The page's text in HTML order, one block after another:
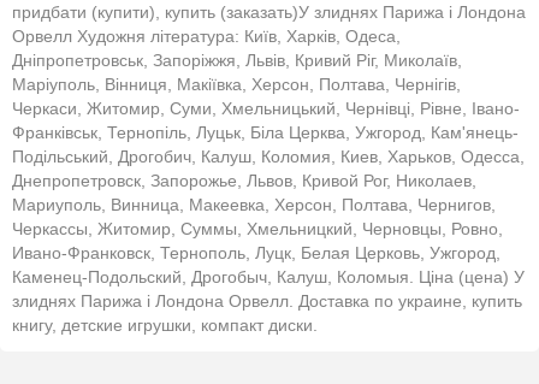
придбати (купити), купить (заказать)У злиднях Парижа і Лондона
Орвелл Художня література: Київ, Харків, Одеса,
Дніпропетровськ, Запоріжжя, Львів, Кривий Ріг, Миколаїв,
Маріуполь, Вінниця, Макіївка, Херсон, Полтава, Чернігів,
Черкаси, Житомир, Суми, Хмельницький, Чернівці, Рівне, Івано-
Франківськ, Тернопіль, Луцьк, Біла Церква, Ужгород, Кам'янець-
Подільський, Дрогобич, Калуш, Коломия, Киев, Харьков, Одесса,
Днепропетровск, Запорожье, Львов, Кривой Рог, Николаев,
Мариуполь, Винница, Макеевка, Херсон, Полтава, Чернигов,
Черкассы, Житомир, Суммы, Хмельницкий, Черновцы, Ровно,
Ивано-Франковск, Тернополь, Луцк, Белая Церковь, Ужгород,
Каменец-Подольский, Дрогобыч, Калуш, Коломыя. Ціна (цена) У
злиднях Парижа і Лондона Орвелл. Доставка по украине, купить
книгу, детские игрушки, компакт диски.